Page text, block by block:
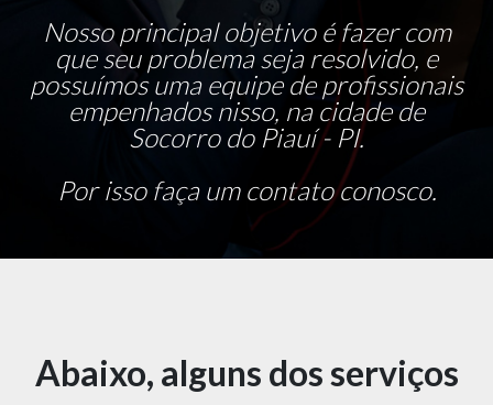
Nosso principal objetivo é fazer com
que seu problema seja resolvido, e
possuímos uma equipe de profissionais
empenhados nisso, na cidade de
Socorro do Piauí - PI.
Por isso faça um contato conosco.
Abaixo, alguns dos serviços